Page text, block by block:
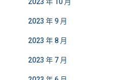
2023 年 9 月
2023 年 8 月
2023 年 7 月